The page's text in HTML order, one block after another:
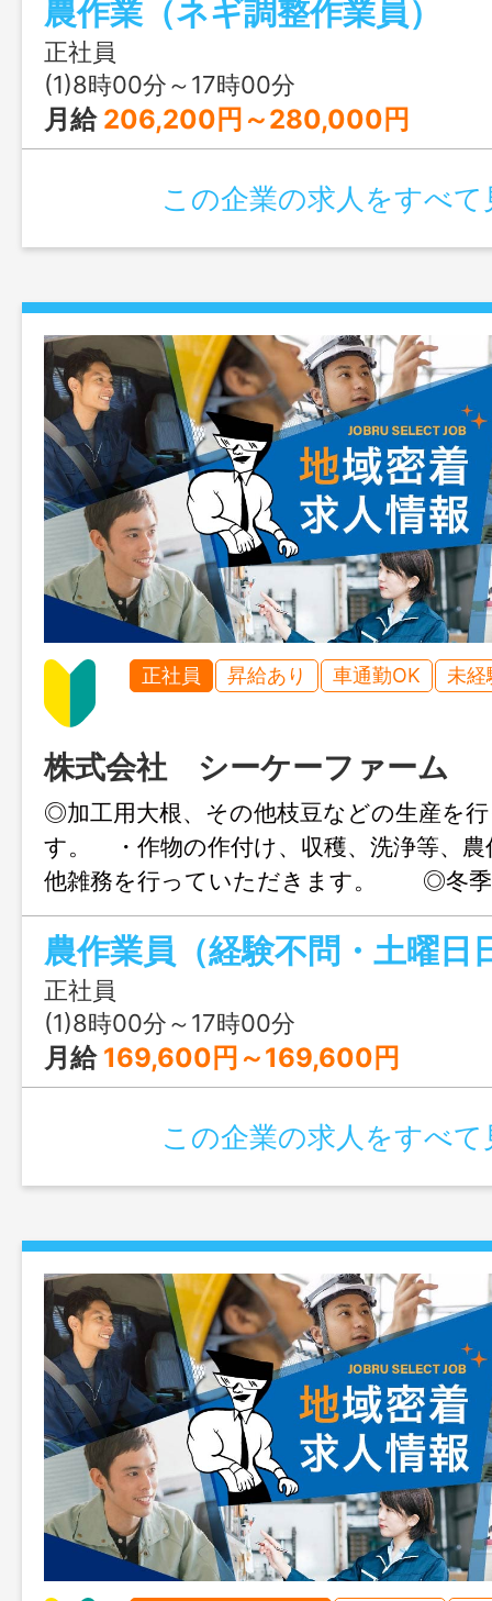
＊屋内での作業が主となります。 ＊稲
は、軽トラックの運転の手伝いをお願
ります。 変更範囲：変更なし
農作業（ネギ調整作業員）
正社員
(1)8時00分～17時00分
月給 206,200円～280,000円
この企業の求人をすべて
正社員 昇給あり 車通勤OK 未経
株式会社 シーケーファーム
◎加工用大根、その他枝豆などの生産を
す。 ・作物の作付け、収穫、洗浄等、農
他雑務を行っていただきます。 ◎冬季
の除雪作業を行っていただきます。 ・
よって決定します。 ・未経験者は助手
っていただきます。 ※経験者優遇。農
興味がある方を歓迎します！ ※６０歳以
歓迎します。 ※６５歳以上は別途条件で
あり。ご相談ください。 変更範囲：変
正社員
(1)8時00分～17時00分
月給 169,600円～169,600円
この企業の求人をすべて